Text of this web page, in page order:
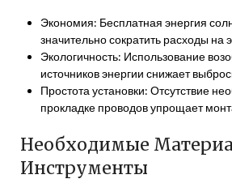
Экономия: Бесплатная энергия
значительно сократить расходы на
Экологичность: Использование
источников энергии снижает
Простота установки: Отсутствие
прокладке проводов упрощает
Необходимые
Инструменты